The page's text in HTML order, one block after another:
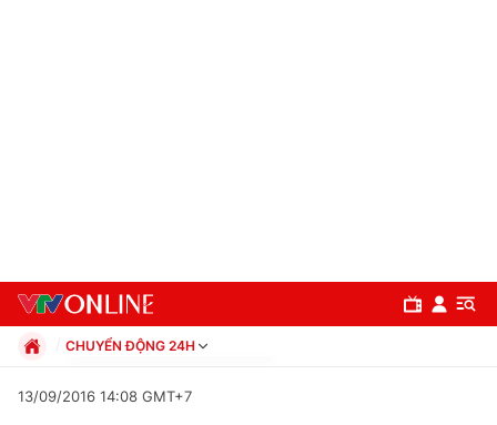
CHUYỂN ĐỘNG 24H
Xã hội
13/09/2016 14:08 GMT+7